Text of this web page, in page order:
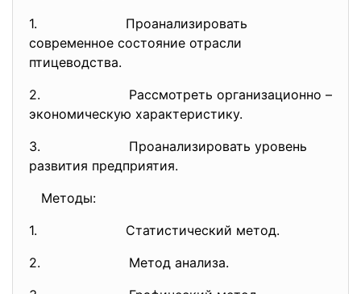
1. Проанализировать
современное состояние отрасли
птицеводства.
2. Рассмотреть организационно –
экономическую характеристику.
3. Проанализировать уровень
развития предприятия.
Методы:
1. Статистический метод.
2. Метод анализа.